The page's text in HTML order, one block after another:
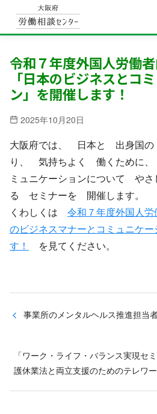
令和７年度外国人労働
「日本のビジネスとコ
ン」を開催します！
2025年10月20日
大阪府では、 日本と 出身国
り、 気持ちよく 働くために
ミュニケーションについて や
る セミナーを 開催します。
くわしくは 令和７年度外国人
のビジネスマナーとコミュニケー
す！
を見てください。
事業所のメンタルヘルス推進担当
「ワーク・ライフ・バランス実現セ
護休業法と両立支援のためのテレワ